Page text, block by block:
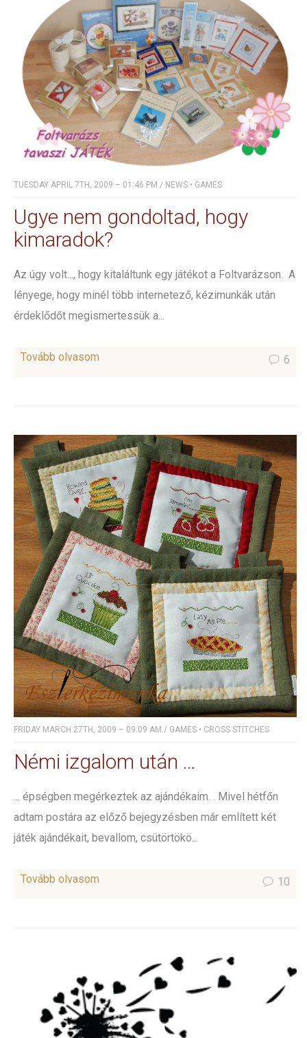
TUESDAY APRIL 7TH, 2009 – 01:46 PM / NEWS • GAMES
Ugye nem gondoltad, hogy
kimaradok?
Az úgy volt..., hogy kitaláltunk egy játékot a Foltvarázson. A
lényege, hogy minél több internetező, kézimunkák után
érdeklődőt megismertessük a...
Tovább olvasom 6
FRIDAY MARCH 27TH, 2009 – 09:09 AM / GAMES • CROSS STITCHES
Némi izgalom után …
... épségben megérkeztek az ajándékaim. . Mivel hétfőn
adtam postára az előző bejegyzésben már említett két
játék ajándékait, bevallom, csütörtökö...
Tovább olvasom 10